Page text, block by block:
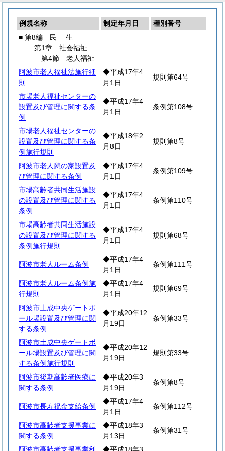
例規名称 制定年月日
種別番号
■ 第8編
民 生
第1章 社会福祉
第4節 老人福祉
阿波市老人福祉法施行細
則
◆平成17年4
月1日
規則第64号
市場老人福祉センターの
設置及び管理に関する条
例
◆平成17年4
月1日
条例第108号
市場老人福祉センターの
設置及び管理に関する条
例施行規則
◆平成18年2
月8日
規則第8号
阿波市老人憩の家設置及
び管理に関する条例
◆平成17年4
月1日
条例第109号
市場高齢者共同生活施設
の設置及び管理に関する
条例
◆平成17年4
月1日
条例第110号
市場高齢者共同生活施設
の設置及び管理に関する
条例施行規則
◆平成17年4
月1日
規則第68号
阿波市老人ルーム条例
◆平成17年4
月1日
条例第111号
阿波市老人ルーム条例施
行規則
◆平成17年4
月1日
規則第69号
阿波市土成中央ゲートボ
ール場設置及び管理に関
する条例
◆平成20年12
月19日
条例第33号
阿波市土成中央ゲートボ
ール場設置及び管理に関
する条例施行規則
◆平成20年12
月19日
規則第33号
阿波市後期高齢者医療に
関する条例
◆平成20年3
月19日
条例第8号
阿波市長寿祝金支給条例
◆平成17年4
月1日
条例第112号
阿波市高齢者支援事業に
関する条例
◆平成18年3
月13日
条例第31号